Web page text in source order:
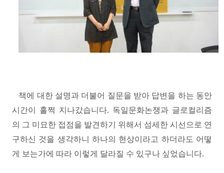
책에 대한 설명과 더불어 질문을 받아 답변을 하는 동안
시간이 훌쩍 지나갔습니다. 독일문화논쟁과 글로컬리즘
의 그 미묘한 접점을 발견하기 위해서 섬세한 시선으로 연
구하신 것을 생각하니 하나의 현상이라고 하더라도 어떻
게 보는가에 따라 이렇게 달라질 수 있구나 싶었습니다.